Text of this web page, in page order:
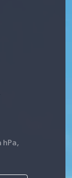
hPa,